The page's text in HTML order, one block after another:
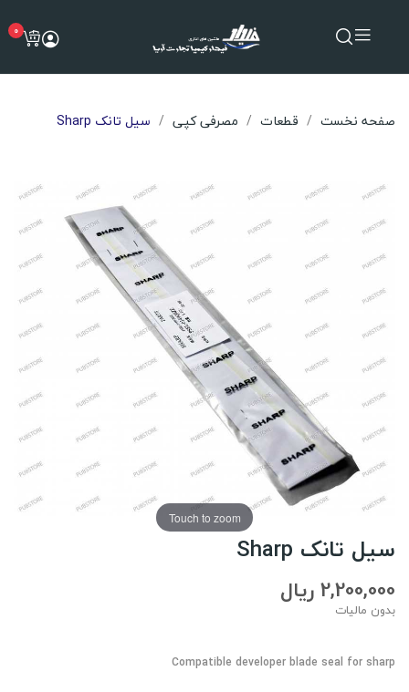
0
صفحه نخست قطعات مصرفی کپی سیل تانک Sharp
Touch to zoom
سیل تانک Sharp
2,200,000 ریال
بدون مالیات
Compatible developer blade seal for sharp